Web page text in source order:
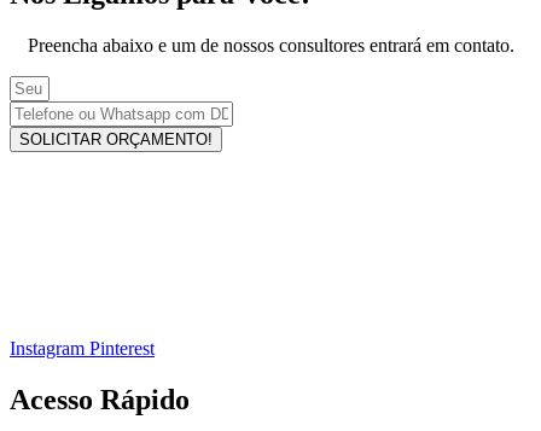
Preencha abaixo e um de nossos consultores entrará em contato.
SOLICITAR ORÇAMENTO!
Instagram Pinterest
Acesso Rápido